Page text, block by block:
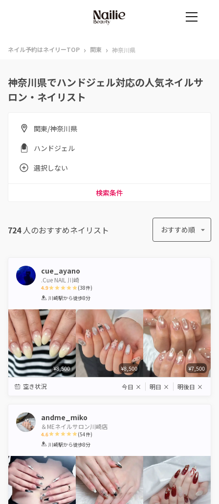
ネイル予約はネイリーTOP › 関東 › 神奈川県
神奈川県でハンドジェル対応の人気ネイルサ
ロン・ネイリスト
関東/神奈川県
ハンドジェル
選択しない
検索条件
724人のおすすめネイリスト おすすめ順
cue_ayano
.Cue NAIL 川崎
4.9
1 2 3 4 5
(38件)
川崎駅から徒歩8分
¥8,500 ¥8,500 ¥7,500
空き状況 今日 × 明日 × 明後日 ×
andme_miko
＆MEネイルサロン川崎店
4.6
1 2 3 4 5
(54件)
川崎駅から徒歩8分